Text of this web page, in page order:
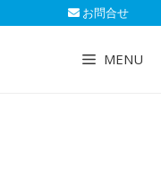
お問合せ
MENU